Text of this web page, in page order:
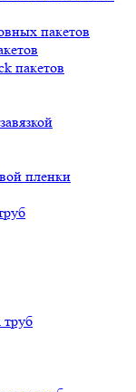
пакетов
пакетов
пленки